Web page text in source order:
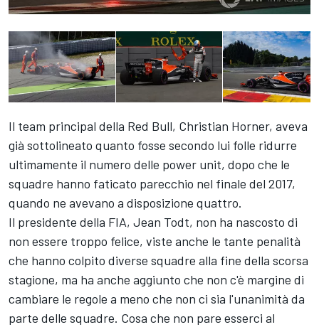
Il team principal della Red Bull, Christian Horner, aveva
già sottolineato quanto fosse secondo lui folle ridurre
ultimamente il numero delle power unit, dopo che le
squadre hanno faticato parecchio nel finale del 2017,
quando ne avevano a disposizione quattro.
Il presidente della FIA, Jean Todt, non ha nascosto di
non essere troppo felice, viste anche le tante penalità
che hanno colpito diverse squadre alla fine della scorsa
stagione, ma ha anche aggiunto che non c'è margine di
cambiare le regole a meno che non ci sia l'unanimità da
parte delle squadre. Cosa che non pare esserci al